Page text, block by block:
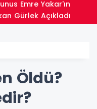
Gürlek Açıkladı
Öldü?